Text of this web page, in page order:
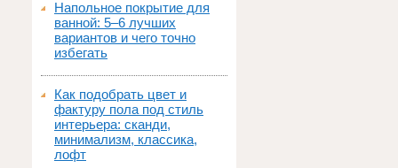
Напольное покрытие для
ванной: 5–6 лучших
вариантов и чего точно
избегать
Как подобрать цвет и
фактуру пола под стиль
интерьера: сканди,
минимализм, классика,
лофт